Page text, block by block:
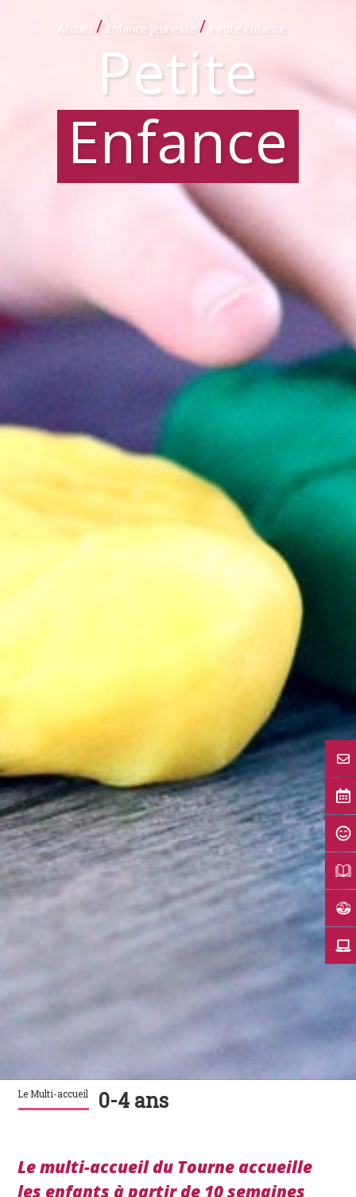
Accueil / Enfance Jeunesse / Petite Enfance
Petite
Enfance
Le Multi-accueil 0-4 ans
Le multi-accueil du Tourne accueille
les enfants à partir de 10 semaines